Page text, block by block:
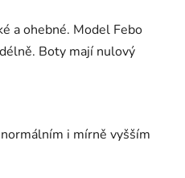
a ohebné. Model Febo
Boty mají nulový
i mírně vyšším